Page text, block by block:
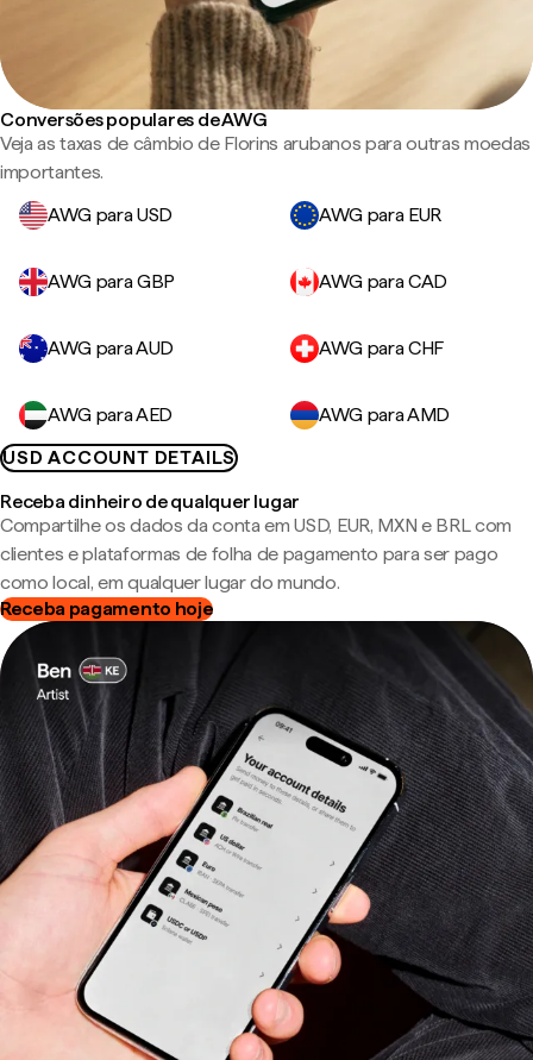
Conversões populares de AWG
Veja as taxas de câmbio de Florins arubanos para outras moedas
importantes.
AWG para USD
AWG para EUR
AWG para GBP AWG para CAD
AWG para AUD AWG para CHF
AWG para AED
AWG para AMD
USD ACCOUNT DETAILS
Receba dinheiro de qualquer lugar
Compartilhe os dados da conta em USD, EUR, MXN e BRL com
clientes e plataformas de folha de pagamento para ser pago
como local, em qualquer lugar do mundo.
Receba pagamento hoje